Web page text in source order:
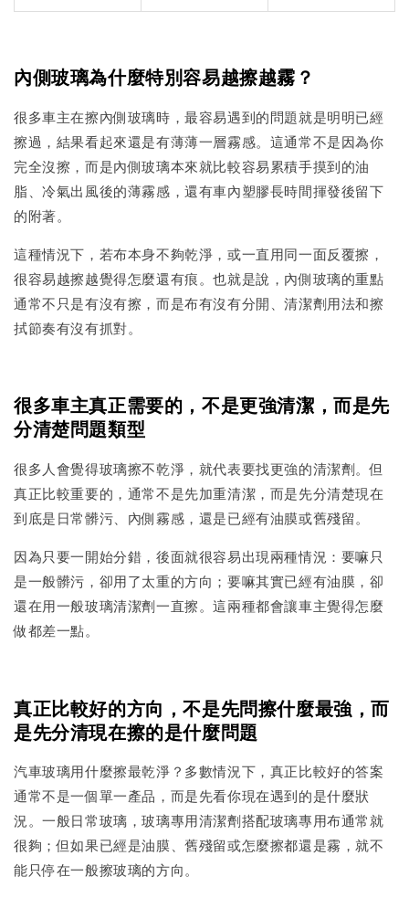
內側玻璃為什麼特別容易越擦越霧？
很多車主在擦內側玻璃時，最容易遇到的問題就是明明已經
擦過，結果看起來還是有薄薄一層霧感。這通常不是因為你
完全沒擦，而是內側玻璃本來就比較容易累積手摸到的油
脂、冷氣出風後的薄霧感，還有車內塑膠長時間揮發後留下
的附著。
這種情況下，若布本身不夠乾淨，或一直用同一面反覆擦，
很容易越擦越覺得怎麼還有痕。也就是說，內側玻璃的重點
通常不只是有沒有擦，而是布有沒有分開、清潔劑用法和擦
拭節奏有沒有抓對。
很多車主真正需要的，不是更強清潔，而是先
分清楚問題類型
很多人會覺得玻璃擦不乾淨，就代表要找更強的清潔劑。但
真正比較重要的，通常不是先加重清潔，而是先分清楚現在
到底是日常髒污、內側霧感，還是已經有油膜或舊殘留。
因為只要一開始分錯，後面就很容易出現兩種情況：要嘛只
是一般髒污，卻用了太重的方向；要嘛其實已經有油膜，卻
還在用一般玻璃清潔劑一直擦。這兩種都會讓車主覺得怎麼
做都差一點。
真正比較好的方向，不是先問擦什麼最強，而
是先分清現在擦的是什麼問題
汽車玻璃用什麼擦最乾淨？多數情況下，真正比較好的答案
通常不是一個單一產品，而是先看你現在遇到的是什麼狀
況。一般日常玻璃，玻璃專用清潔劑搭配玻璃專用布通常就
很夠；但如果已經是油膜、舊殘留或怎麼擦都還是霧，就不
能只停在一般擦玻璃的方向。